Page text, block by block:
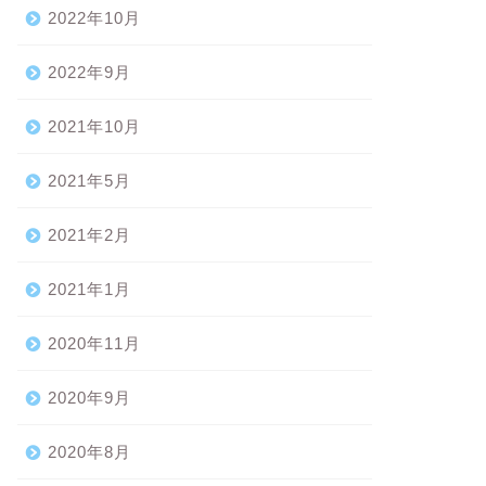
2022年10月
2022年9月
2021年10月
2021年5月
2021年2月
2021年1月
2020年11月
2020年9月
2020年8月